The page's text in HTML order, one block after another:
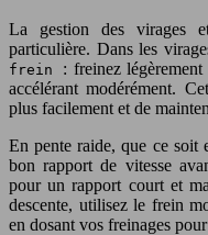
La gestion des virages
particulière. Dans les
frein : freinez
accélérant modérément.
plus facilement et de
En pente raide, que ce soit
bon rapport de vitesse
pour un rapport court et
descente, utilisez le frein
en dosant vos freinages